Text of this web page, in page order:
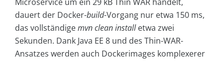
dauert der Docker-build-Vorgang nur etwa 150 ms,
das vollständigemvn clean installetwa zwei
Sekunden. Dank Java EE 8 und des Thin-WAR-
Ansatzes werden auch Dockerimages komplexerer